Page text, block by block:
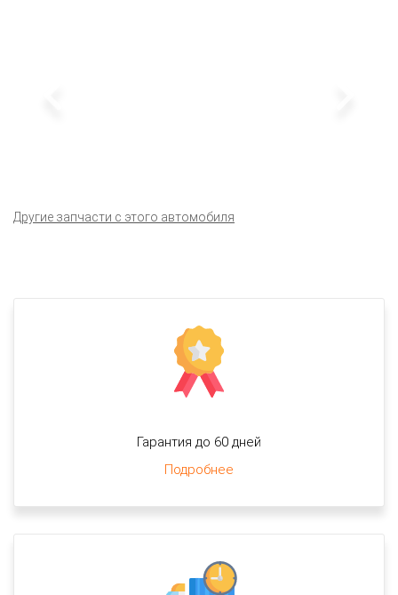
Другие запчасти с этого автомобиля
Гарантия до 60 дней
Подробнее